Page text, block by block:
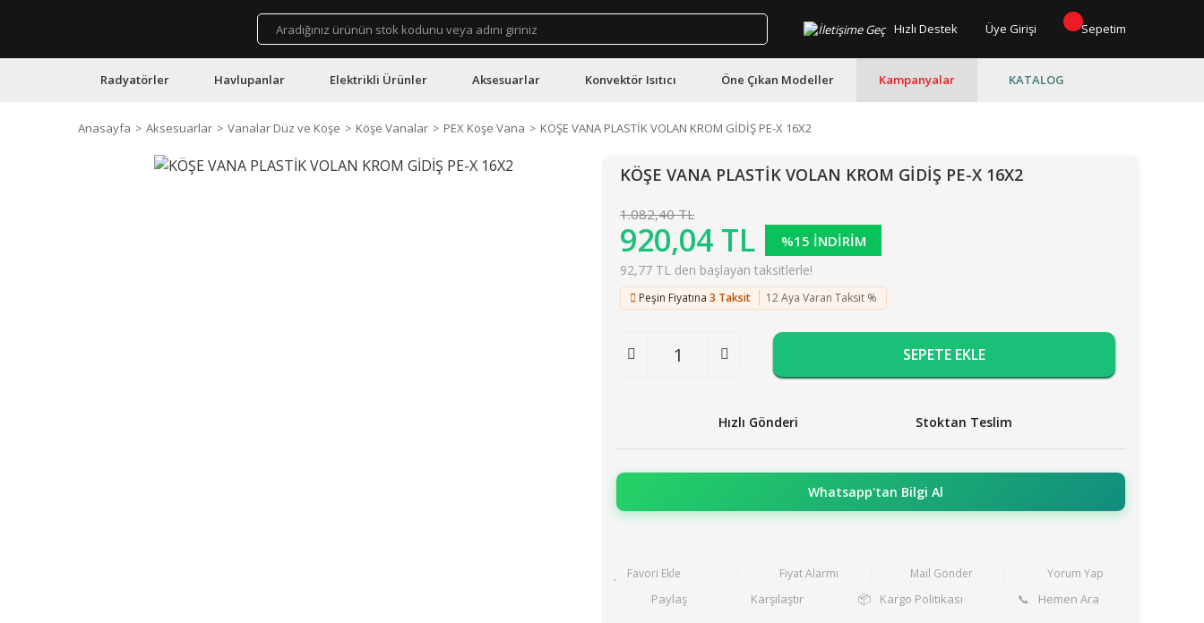
Hızlı Destek Üye Girişi Sepetim
Radyatörler Havlupanlar Elektrikli Ürünler Aksesuarlar Konvektör Isıtıcı Öne Çıkan Modeller Kampanyalar KATALOG
Anasayfa Aksesuarlar Vanalar Düz ve Köşe Köşe Vanalar PEX Köşe Vana KÖŞE VANA PLASTİK VOLAN KROM GİDİŞ PE-X 16X2
KÖŞE VANA PLASTİK VOLAN KROM GİDİŞ PE-X 16X2
1.082,40 TL
920,04 TL %15 İNDİRİM
92,77 TL den başlayan taksitlerle!
Peşin Fiyatına 3 Taksit 12 Aya Varan Taksit %
SEPETE EKLE
Hızlı Gönderi Stoktan Teslim
Whatsapp'tan Bilgi Al
Fiyat Alarmı Mail Gönder Yorum Yap
Paylaş Karşılaştır 📦 Kargo Politikası 📞 Hemen Ara